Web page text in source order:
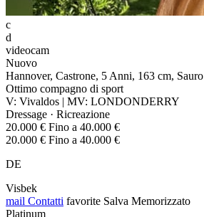
c
d
videocam
Nuovo
Hannover, Castrone, 5 Anni, 163 cm, Sauro
Ottimo compagno di sport
V: Vivaldos | MV: LONDONDERRY
Dressage · Ricreazione
20.000 € Fino a 40.000 €
20.000 € Fino a 40.000 €
DE
Visbek
mail Contatti favorite Salva Memorizzato
Platinum